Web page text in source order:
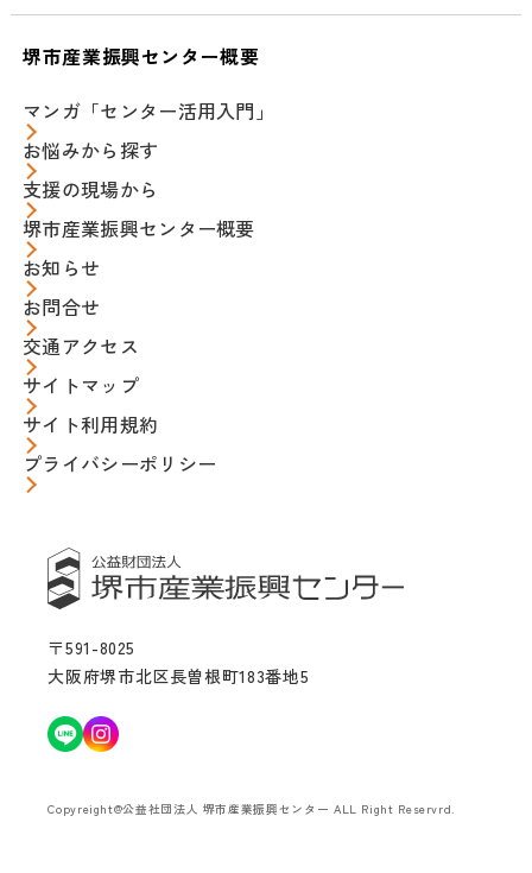
〒591-8025
大阪府堺市北区長曽根町183番地5
堺市産業振興センター概要
マンガ「センター活用入門」
お悩みから探す
支援の現場から
堺市産業振興センター概要
お知らせ
お問合せ
交通アクセス
サイトマップ
サイト利用規約
プライバシーポリシー
Copyreight@公益社団法人 堺市産業振興センター ALL Right Reservrd.